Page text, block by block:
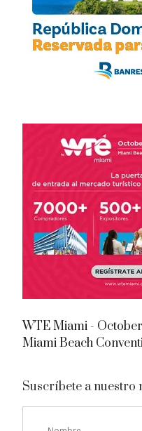
WTE Miami -
Miami Beach
Suscríbete a nuestro